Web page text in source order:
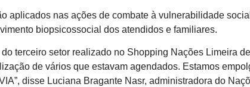
aplicados nas ações de combate à vulnerabilidade
biopsicossocial dos atendidos e familiares.
terceiro setor realizado no Shopping Nações Limeira
de vários que estavam agendados. Estamos
disse Luciana Bragante Nasr, administradora do